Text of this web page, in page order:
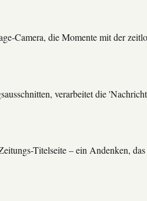
Camera, die Momente mit der
verarbeitet die
Titelseite – ein Andenken,